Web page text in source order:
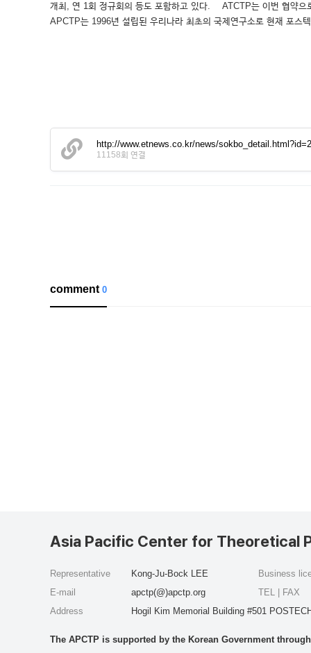
개최, 연 1회 정규회의 등도 포함하고 있다. ATCTP는 이번 협약으
APCTP는 1996년 설립된 우리나라 최초의 국제연구소로 현재 포
http://www.etnews.co.kr/news/
11158회 연결
comment0
Asia Pacific Center for Theoretical
Representative
Kong-Ju-Bock LEE
E-mail
apctp(@)apctp.org
Address
Hogil Kim Memorial Building #501
Business
TEL | FAX
The APCTP is supported by the Korean Government